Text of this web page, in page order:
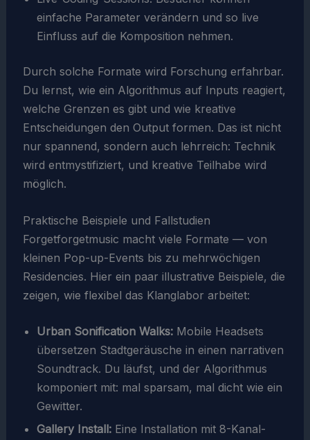
einfache Parameter verändern und so live
Einfluss auf die Komposition nehmen.
Durch solche Formate wird Forschung erfahrbar.
Du lernst, wie ein Algorithmus auf Inputs reagiert,
welche Grenzen es gibt und wie kreative
Entscheidungen den Output formen. Das ist nicht
nur spannend, sondern auch lehrreich: Technik
wird entmystifiziert, und kreative Teilhabe wird
möglich.
Praktische Beispiele und Fallstudien
Forgetforgetmusic macht viele Formate — von
kleinen Pop-up-Events bis zu mehrwöchigen
Residencies. Hier ein paar illustrative Beispiele, die
zeigen, wie flexibel das Klanglabor arbeitet:
Urban Sonification Walks:Mobile Headsets
übersetzen Stadtgeräusche in einen narrativen
Soundtrack. Du läufst, und der Algorithmus
komponiert mit: mal sparsam, mal dicht wie ein
Gewitter.
Gallery Install:Eine Installation mit 8-Kanal-